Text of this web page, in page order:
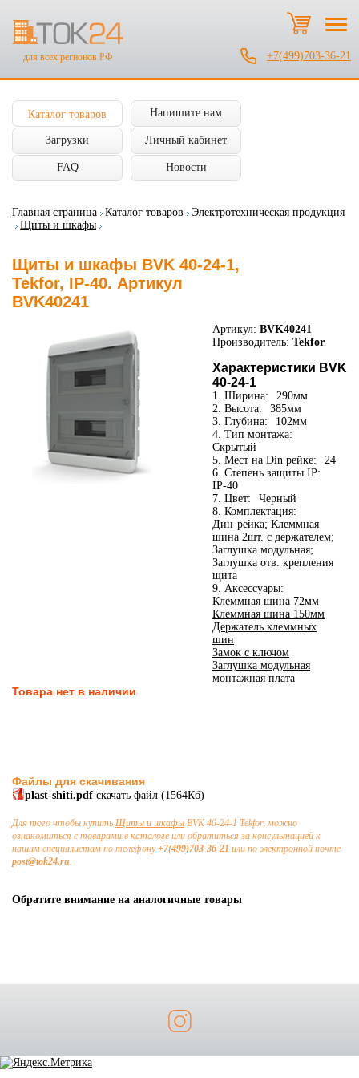
для всех регионов РФ +7(499)703-36-21
Каталог товаров Напишите нам
Загрузки Личный кабинет
FAQ Новости
Главная страница Каталог товаров
Электротехническая продукция
Щиты и шкафы
Щиты и шкафы BVK 40-24-1,
Tekfor, IP-40. Артикул
BVK40241
Артикул: BVK40241
Производитель: Tekfor
Характеристики BVK
40-24-1
1. Ширина:
290мм
2. Высота:
385мм
3. Глубина:
102мм
4. Тип монтажа:
Скрытый
5. Мест на Din рейке:
24
6. Степень защиты IP:
IP-40
7. Цвет:
Черный
8. Комплектация:
Дин-рейка; Клеммная
шина 2шт. с держателем;
Заглушка модульная;
Заглушка отв. крепления
щита
9. Аксессуары:
Клеммная шина 72мм
Клеммная шина 150мм
Держатель клеммных
шин
Замок с ключом
Заглушка модульная
монтажная плата
Товара нет в наличии
Файлы для скачивания
plast-shiti.pdf скачать файл (1564Кб)
Для того чтобы купить Щиты и шкафы BVK 40-24-1 Tekfor, можно
ознакомиться с товарами в каталоге или обратиться за консультацией к
нашим специалистам по телефону+7(499)703-36-21 или по электронной почте
post@tok24.ru.
Обратите внимание на аналогичные товары